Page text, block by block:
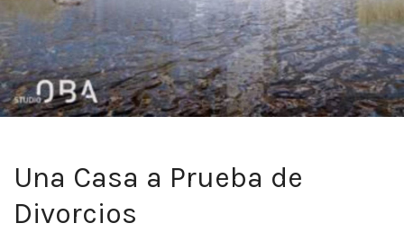
Una Casa a Prueba de
Divorcios